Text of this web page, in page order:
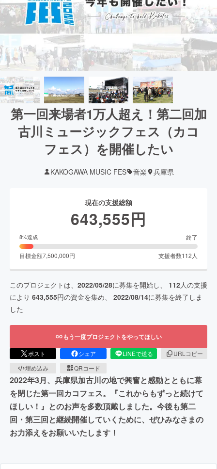
第一回来場者1万人超え！第二回加
古川ミュージックフェス（カコ
フェス）を開催したい
KAKOGAWA MUSIC FES 音楽 兵庫県
現在の支援総額
643,555円
8%達成 終了
目標金額7,500,000円 支援者数112 人
このプロジェクトは、 2022/05/28に募集を開始し、 112人の支援
により 643,555円の資金を集め、 2022/08/14に募集を終了しま
した
もう一度プロジェクトをやってほしい
ポスト シェア LINEで送る
URLコピー
埋め込み
QRコード
2022年3月、兵庫県加古川の地で興奮と感動とともに幕
を閉じた第一回カコフェス。『これからもずっと続けて
ほしい！』とのお声を多数頂戴しました。今後も第二
回・第三回と継続開催していくために、ぜひみなさまの
お力添えをお願いいたします！